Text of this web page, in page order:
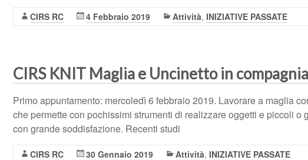
CIRS RC 4 Febbraio 2019 Attività, INIZIATIVE PASSATE
CIRS KNIT Maglia e Uncinetto in compagnia
Primo appuntamento: mercoledì 6 febbraio 2019. Lavorare a maglia
che permette con pochissimi strumenti di realizzare oggetti e piccoli
con grande soddisfazione. Recenti studi
CIRS RC 30 Gennaio 2019 Attività, INIZIATIVE PASSATE